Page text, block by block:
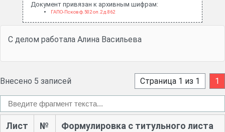
Документ привязан к архивным шифрам:
ГАПО-Псков ф.502 оп.2 д.862
С делом работала Алина Васильева
Внесено 5 записей Страница 1 из 1 1
Лист № Формулировка с титульного листа